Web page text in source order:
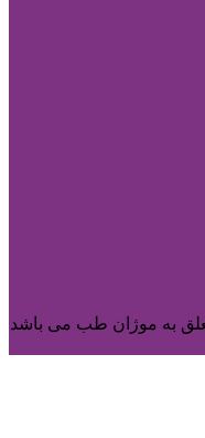
به موژان طب می باشد